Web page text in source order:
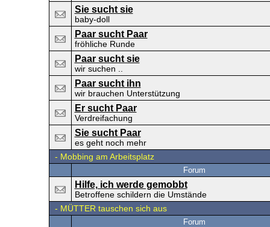
Sie sucht sie
baby-doll
Paar sucht Paar
fröhliche Runde
Paar sucht sie
wir suchen ..
Paar sucht ihn
wir brauchen Unterstützung
Er sucht Paar
Verdreifachung
Sie sucht Paar
es geht noch mehr
- Mobbing am Arbeitsplatz
Forum
Hilfe, ich werde gemobbt
Betroffene schildern die Umstände
- MÜTTER tauschen sich aus
Forum